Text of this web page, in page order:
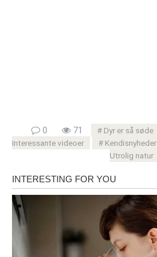
0 71 Dyr er så søde
Interessante videoer
Kendisnyheder
Utrolig natur